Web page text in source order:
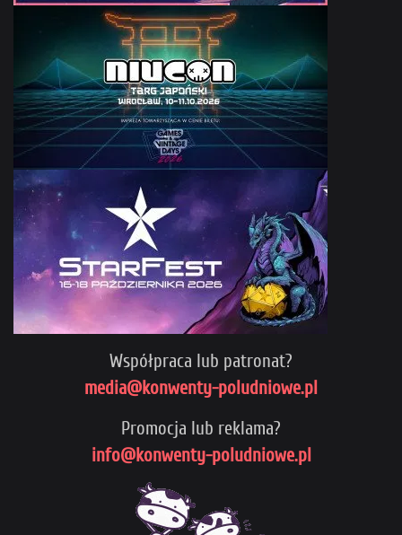
Współpraca lub patronat?
media@konwenty-poludniowe.pl
Promocja lub reklama?
info@konwenty-poludniowe.pl